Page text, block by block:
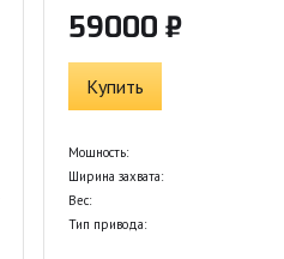
59000 ₽
Купить
Мощность:
Ширина захвата:
Вес:
Тип привода: